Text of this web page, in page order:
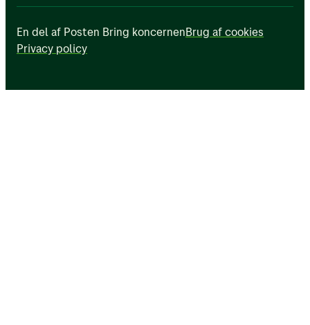
En del af Posten Bring koncernenBrug af cookies
Privacy policy